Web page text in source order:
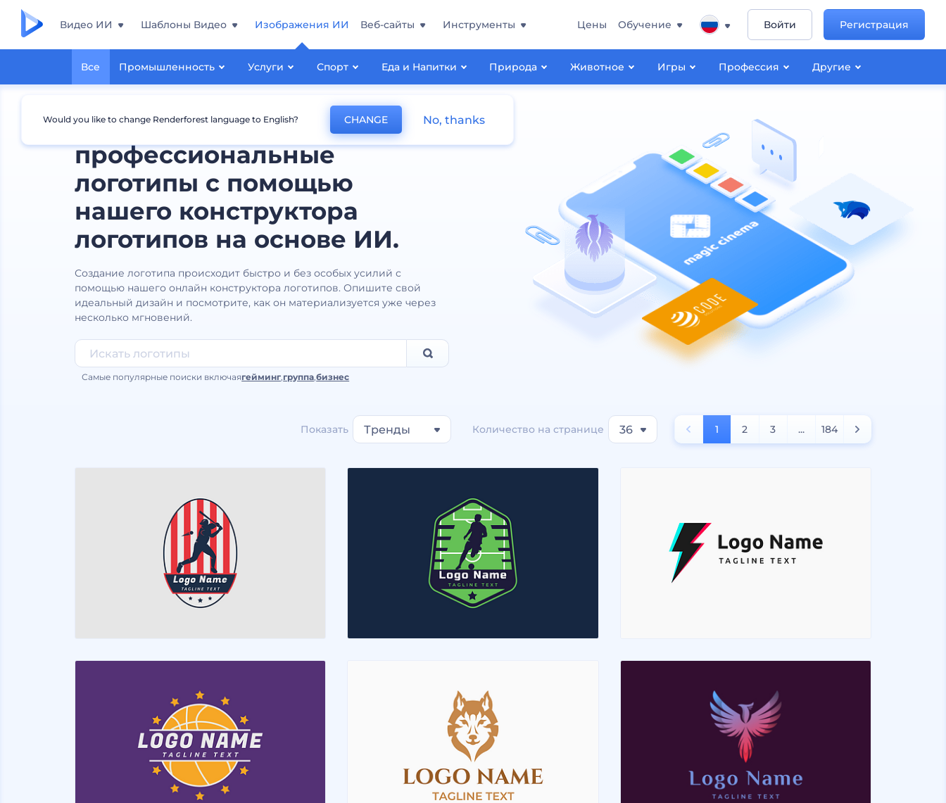
Видео ИИ Шаблоны Видео Изображения ИИ
Все Промышленность Услуги Спорт Еда и Напитки Природа Животное Игры Профессия Другие
Веб-сайты Инструменты Цены Обучение Войти Регистрация
Создавайте
профессиональные
логотипы с помощью
нашего конструктора
логотипов на основе ИИ.
Создание логотипа происходит быстро и без особых усилий с
помощью нашего онлайн конструктора логотипов. Опишите свой
идеальный дизайн и посмотрите, как он материализуется уже через
несколько мгновений.
Самые популярные поиски включаягейминг,группа,бизнес
Показать Тренды Количество на странице 36 1 2 3 ... 184
Would you like to change Renderforest language to English? CHANGE No, thanks